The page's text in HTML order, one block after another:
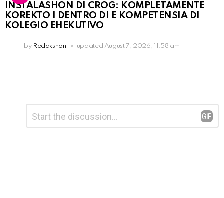
INSTALASHON DI CROG: KOMPLETAMENTE
KOREKTO I DENTRO DI E KOMPETENSIA DI
KOLEGIO EHEKUTIVO
by Redakshon updated August 7, 2026, 11:58 am
Reply